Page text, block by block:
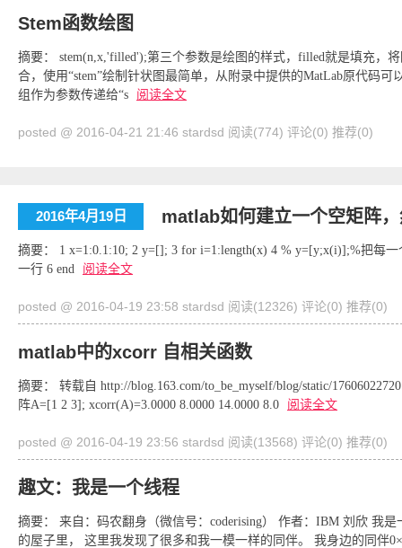
Stem函数绘图
摘要： stem(n,x,'filled');第三个参数是绘图的样式，filled就是填充，
合，使用“stem”绘制针状图最简单，从附录中提供的MatLab原代码
组作为参数传递给“s
阅读全文
posted @ 2016-04-21 21:46 stardsd 阅读(774) 评论(0) 推荐(0)
2016年4月19日 matlab如何建立一个空矩阵
摘要： 1 x=1:0.1:10; 2 y=[]; 3 for i=1:length(x) 4 % y=[y;x(i)];%把每
一行 6 end
阅读全文
posted @ 2016-04-19 23:58 stardsd 阅读(12326) 评论(0) 推荐(0)
matlab中的xcorr 自相关函数
摘要： 转载自 http://blog.163.com/to_be_myself/blog/static/
阵A=[1 2 3]; xcorr(A)=3.0000 8.0000 14.0000 8.0
阅读全文
posted @ 2016-04-19 23:56 stardsd 阅读(13568) 评论(0) 推荐(0)
趣文：我是一个线程
摘要： 来自：码农翻身（微信号：coderising） 作者：IBM 刘欣 我
的屋子里， 这里我发现了很多和我一模一样的同伴。 我身边的同伴